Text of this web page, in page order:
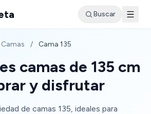
Buscar
Camas / Cama 135
camas de 135 cm
y disfrutar
de camas 135, ideales para